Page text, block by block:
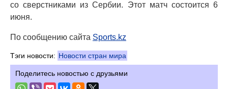
со сверстниками из Сербии. Этот матч состоится 6
июня.
По сообщению сайта Sports.kz
Тэги новости: Новости стран мира
Поделитесь новостью с друзьями